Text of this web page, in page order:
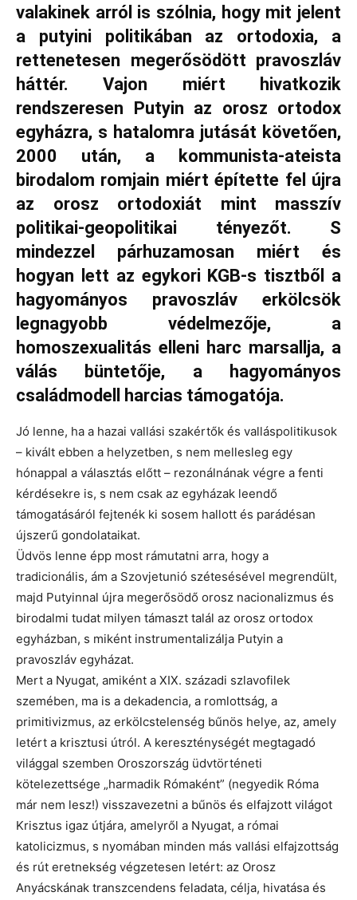
valakinek arról is szólnia, hogy mit jelent
a putyini politikában az ortodoxia, a
rettenetesen megerősödött pravoszláv
háttér. Vajon miért hivatkozik
rendszeresen Putyin az orosz ortodox
egyházra, s hatalomra jutását követően,
2000 után, a kommunista-ateista
birodalom romjain miért építette fel újra
az orosz ortodoxiát mint masszív
politikai-geopolitikai tényezőt. S
mindezzel párhuzamosan miért és
hogyan lett az egykori KGB-s tisztből a
hagyományos pravoszláv erkölcsök
legnagyobb védelmezője, a
homoszexualitás elleni harc marsallja, a
válás büntetője, a hagyományos
családmodell harcias támogatója.
Jó lenne, ha a hazai vallási szakértők és valláspolitikusok
– kivált ebben a helyzetben, s nem mellesleg egy
hónappal a választás előtt – rezonálnának végre a fenti
kérdésekre is, s nem csak az egyházak leendő
támogatásáról fejtenék ki sosem hallott és parádésan
újszerű gondolataikat.
Üdvös lenne épp most rámutatni arra, hogy a
tradicionális, ám a Szovjetunió szétesésével megrendült,
majd Putyinnal újra megerősödő orosz nacionalizmus és
birodalmi tudat milyen támaszt talál az orosz ortodox
egyházban, s miként instrumentalizálja Putyin a
pravoszláv egyházat.
Mert a Nyugat, amiként a XIX. századi szlavofilek
szemében, ma is a dekadencia, a romlottság, a
primitivizmus, az erkölcstelenség bűnös helye, az, amely
letért a krisztusi útról. A kereszténységét megtagadó
világgal szemben Oroszország üdvtörténeti
kötelezettsége „harmadik Rómaként” (negyedik Róma
már nem lesz!) visszavezetni a bűnös és elfajzott világot
Krisztus igaz útjára, amelyről a Nyugat, a római
katolicizmus, s nyomában minden más vallási elfajzottság
és rút eretnekség végzetesen letért: az Orosz
Anyácskának transzcendens feladata, célja, hivatása és